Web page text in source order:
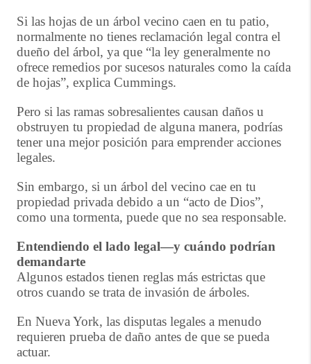
Si las hojas de un árbol vecino caen en tu patio,
normalmente no tienes reclamación legal contra el
dueño del árbol, ya que “la ley generalmente no
ofrece remedios por sucesos naturales como la caída
de hojas”, explica Cummings.
Pero si las ramas sobresalientes causan daños u
obstruyen tu propiedad de alguna manera, podrías
tener una mejor posición para emprender acciones
legales.
Sin embargo, si un árbol del vecino cae en tu
propiedad privada debido a un “acto de Dios”,
como una tormenta, puede que no sea responsable.
Entendiendo el lado legal—y cuándo podrían
demandarte
Algunos estados tienen reglas más estrictas que
otros cuando se trata de invasión de árboles.
En Nueva York, las disputas legales a menudo
requieren prueba de daño antes de que se pueda
actuar.